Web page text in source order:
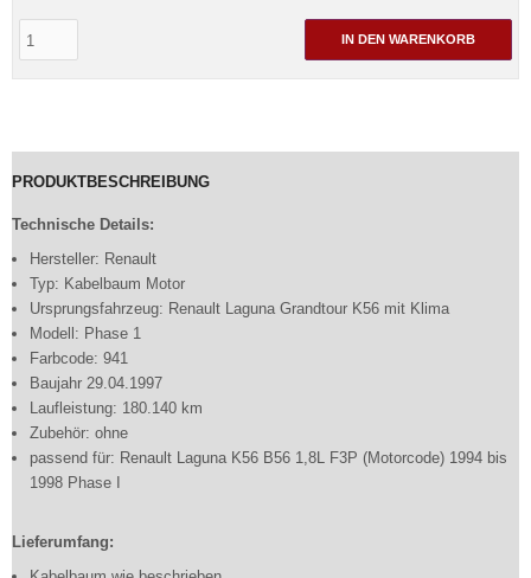
IN DEN WARENKORB
PRODUKTBESCHREIBUNG
Technische Details:
Hersteller: Renault
Typ: Kabelbaum Motor
Ursprungsfahrzeug: Renault Laguna Grandtour K56 mit Klima
Modell: Phase 1
Farbcode: 941
Baujahr 29.04.1997
Laufleistung: 180.140 km
Zubehör: ohne
passend für: Renault Laguna K56 B56 1,8L F3P (Motorcode) 1994 bis
1998 Phase I
Lieferumfang: